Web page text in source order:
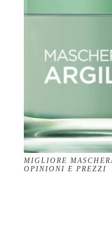
MIGLIORE
OPINIONI E PREZZI